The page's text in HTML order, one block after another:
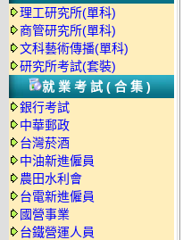
理工研究所(單科)
商管研究所(單科)
文科藝術傳播(單科)
研究所考試(套裝)
就業考試(合集)
銀行考試
中華郵政
台灣菸酒
中油新進僱員
農田水利會
台電新進僱員
國營事業
台鐵營運人員